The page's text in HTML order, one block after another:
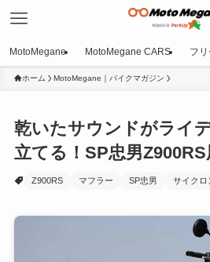
MotoMegane MotoMegane CARS フ
ホーム MotoMegane｜バイクマガジン
乾いたサウンドがライ
立てる！SP忠男
Z900RS マフラー SP忠男 サイクロ